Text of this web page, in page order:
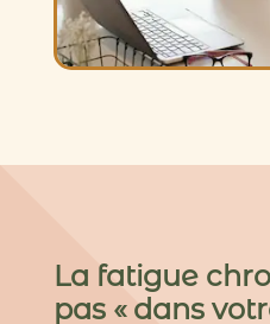
La fatigue
pas « dans